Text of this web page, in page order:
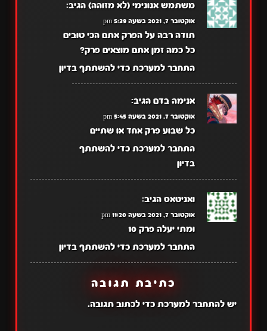
משתמש אנונימי (לא מזוהה) הגיב:
אוקטובר 7, 2021 בשעה 5:39 pm
תודה רבה על הפרק אתם הכי טובים
כל כמה זמן אתם מוצאים פרק?
התחבר למערכת כדי להשתתף בדיון
אנימה בדם הגיב:
אוקטובר 7, 2021 בשעה 5:45 pm
כל שבוע פרק אחד או שתיים
התחבר למערכת כדי להשתתף
בדיון
ואניטאס הגיב:
אוקטובר 7, 2021 בשעה 11:20 pm
ומתי יעלה פרק 10
התחבר למערכת כדי להשתתף בדיון
כתיבת תגובה
יש להתחבר למערכתכדי לכתוב תגובה.